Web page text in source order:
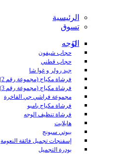
الرئيسية
تسوق
الوجه
حجاب شيفون
حجاب قطني
جيد رولر و غوا شا
فرشاة مكياج (مجموعة رقم 2)
فرشاة مكياج (مجموعة رقم 3)
مجموعة فراشي جي الفاخرة
فرشاة مكياج بامبو
فرشاة تنظيف الوجه
هايلايت
بيوتي سبونج
إسفنجات تجميل فائقة النعومة
بودرة التجميل